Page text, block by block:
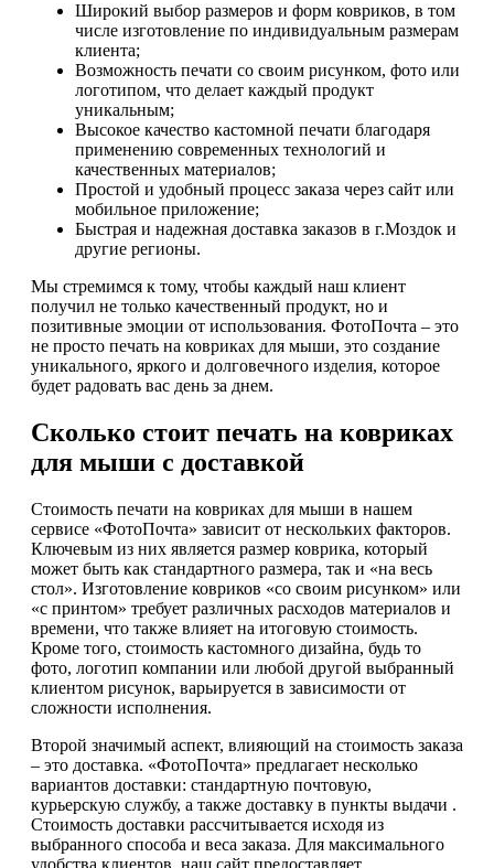
Широкий выбор размеров и форм ковриков, в том
числе изготовление по индивидуальным размерам
клиента;
Возможность печати со своим рисунком, фото или
логотипом, что делает каждый продукт
уникальным;
Высокое качество кастомной печати благодаря
применению современных технологий и
качественных материалов;
Простой и удобный процесс заказа через сайт или
мобильное приложение;
Быстрая и надежная доставка заказов в г.Моздок и
другие регионы.
Мы стремимся к тому, чтобы каждый наш клиент
получил не только качественный продукт, но и
позитивные эмоции от использования. ФотоПочта – это
не просто печать на ковриках для мыши, это создание
уникального, яркого и долговечного изделия, которое
будет радовать вас день за днем.
Сколько стоит печать на ковриках
для мыши с доставкой
Стоимость печати на ковриках для мыши в нашем
сервисе «ФотоПочта» зависит от нескольких факторов.
Ключевым из них является размер коврика, который
может быть как стандартного размера, так и «на весь
стол». Изготовление ковриков «со своим рисунком» или
«с принтом» требует различных расходов материалов и
времени, что также влияет на итоговую стоимость.
Кроме того, стоимость кастомного дизайна, будь то
фото, логотип компании или любой другой выбранный
клиентом рисунок, варьируется в зависимости от
сложности исполнения.
Второй значимый аспект, влияющий на стоимость заказа
– это доставка. «ФотоПочта» предлагает несколько
вариантов доставки: стандартную почтовую,
курьерскую службу, а также доставку в пункты выдачи .
Стоимость доставки рассчитывается исходя из
выбранного способа и веса заказа. Для максимального